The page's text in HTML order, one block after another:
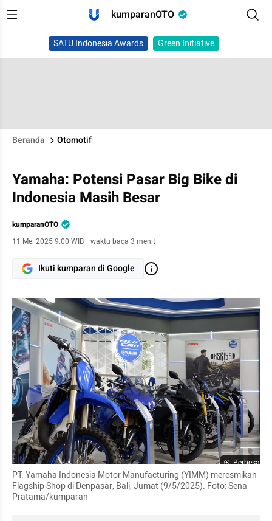
kumparanOTO
SATU Indonesia Awards Green Initiative
Beranda Otomotif
Yamaha: Potensi Pasar Big Bike di
Indonesia Masih Besar
kumparanOTO
11 Mei 2025 9:00 WIB · waktu baca 3 menit
Ikuti kumparan di Google
Perbesar
PT. Yamaha Indonesia Motor Manufacturing (YIMM) meresmikan
Flagship Shop di Denpasar, Bali, Jumat (9/5/2025). Foto: Sena
Pratama/kumparan